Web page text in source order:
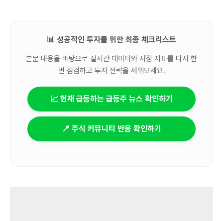
📊 성공적인 투자를 위한 최종 체크리스트
본문 내용을 바탕으로 실시간 데이터와 시장 지표를 다시 한
번 점검하고 투자 전략을 세워보세요.
📈 현재 급등하는 급등주 뉴스 확인하기
📍 주식 커뮤니티 반응 확인하기